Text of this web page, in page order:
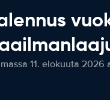
11. elokuuta 2026